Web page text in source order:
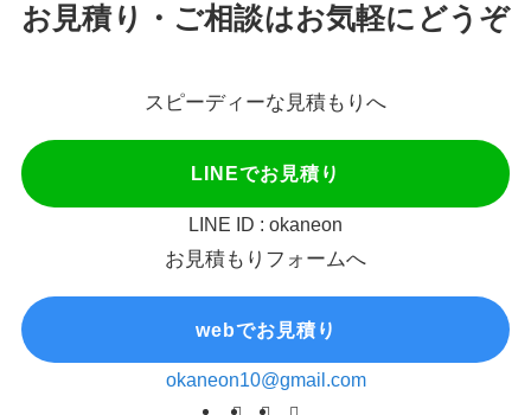
お見積り・ご相談はお気軽にどうぞ
スピーディーな見積もりへ
LINEでお見積り
LINE ID : okaneon
お見積もりフォームへ
webでお見積り
okaneon10@gmail.com